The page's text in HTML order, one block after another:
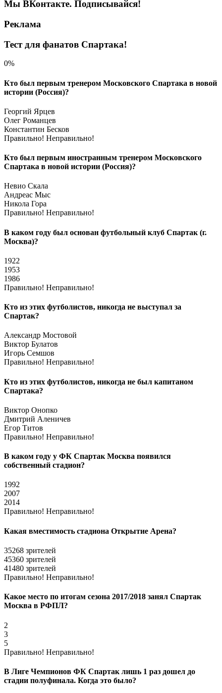
Мы ВКонтакте. Подписывайся!
Реклама
Тест для фанатов Спартака!
0%
Кто был первым тренером Московского Спартака в новой
истории (Россия)?
Георгий Ярцев
Олег Романцев
Константин Бесков
Правильно! Неправильно!
Кто был первым иностранным тренером Московского
Спартака в новой истории (Россия)?
Невио Скала
Андреас Мыс
Никола Гора
Правильно! Неправильно!
В каком году был основан футбольный клуб Спартак (г.
Москва)?
1922
1953
1986
Правильно! Неправильно!
Кто из этих футболистов, никогда не выступал за
Спартак?
Александр Мостовой
Виктор Булатов
Игорь Семшов
Правильно! Неправильно!
Кто из этих футболистов, никогда не был капитаном
Спартака?
Виктор Онопко
Дмитрий Аленичев
Егор Титов
Правильно! Неправильно!
В каком году у ФК Спартак Москва появился
собственный стадион?
1992
2007
2014
Правильно! Неправильно!
Какая вместимость стадиона Открытие Арена?
35268 зрителей
45360 зрителей
41480 зрителей
Правильно! Неправильно!
Какое место по итогам сезона 2017/2018 занял Спартак
Москва в РФПЛ?
2
3
5
Правильно! Неправильно!
В Лиге Чемпионов ФК Спартак лишь 1 раз дошел до
стадии полуфинала. Когда это было?